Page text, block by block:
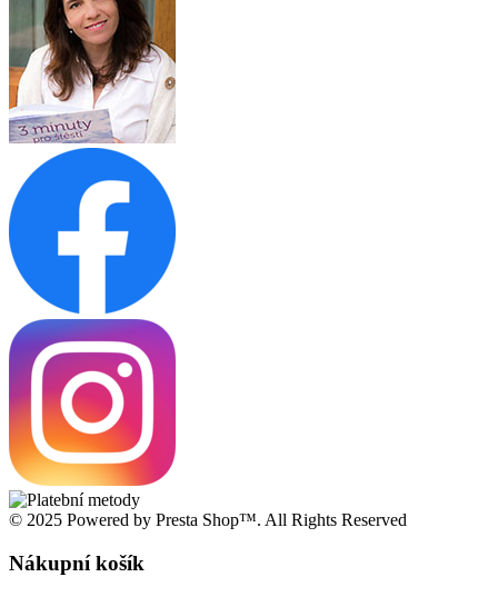
© 2025 Powered by Presta Shop™. All Rights Reserved
Nákupní košík